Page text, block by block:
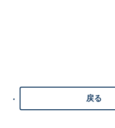
戻る